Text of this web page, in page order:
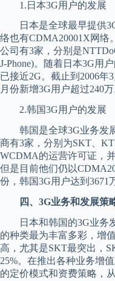
1.日本3G用户的发展
日本是全球最早提供3G
络也有CDMA20001X网络
公司有3家，分别是
J-Phone)。随着日本3G用
已接近2G。截止到2006年
月份新增3G用户超过240万
2.韩国3G用户的发展
韩国是全球3G业务发展
商有3家，分别为SKT、
WCDMA的运营许可证，
但是目前他们仍以
份，韩国3G用户达到3671
四、3G业务和发展策
日本和韩国的3G业务发
的种类最为丰富多彩，增
高，尤其是SKT最突出，
25%。在推出各种业务增
的定价模式和资费策略，